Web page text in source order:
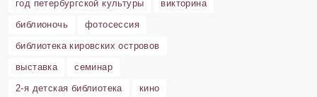
год петербургской культуры
викторина
библионочь
фотосессия
библиотека кировских островов
выставка
семинар
2-я детская библиотека
кино